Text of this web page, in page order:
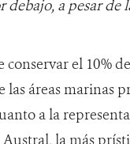
a pesar de
el 10%
las áreas marinas
a la
la más